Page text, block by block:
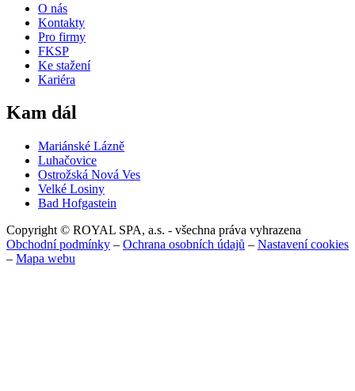
O nás
Kontakty
Pro firmy
FKSP
Ke stažení
Kariéra
Kam dál
Mariánské Lázně
Luhačovice
Ostrožská Nová Ves
Velké Losiny
Bad Hofgastein
Copyright © ROYAL SPA, a.s. - všechna práva vyhrazena
Obchodní podmínky – Ochrana osobních údajů – Nastavení cookies
– Mapa webu